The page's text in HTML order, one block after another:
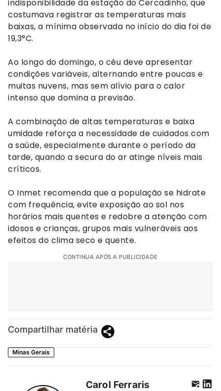
indisponibilidade da estação do Cercadinho, que
costumava registrar as temperaturas mais
baixas, a mínima observada no início do dia foi de
19,3°C.
Ao longo do domingo, o céu deve apresentar
condições variáveis, alternando entre poucas e
muitas nuvens, mas sem alívio para o calor
intenso que domina a previsão.
A combinação de altas temperaturas e baixa
umidade reforça a necessidade de cuidados com
a saúde, especialmente durante o período da
tarde, quando a secura do ar atinge níveis mais
críticos.
O Inmet recomenda que a população se hidrate
com frequência, evite exposição ao sol nos
horários mais quentes e redobre a atenção com
idosos e crianças, grupos mais vulneráveis aos
efeitos do clima seco e quente.
CONTINUA APÓS A PUBLICIDADE
Compartilhar matéria
Minas Gerais
Carol Ferraris